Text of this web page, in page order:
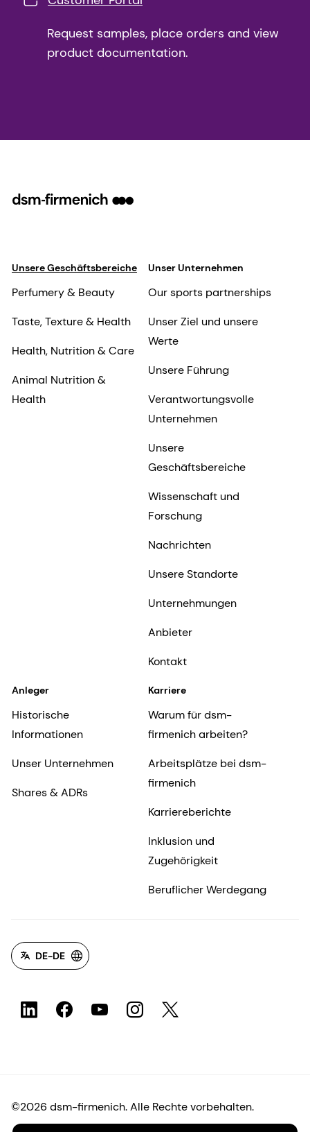
Request samples, place orders and view
product documentation.
Unsere Geschäftsbereiche
Perfumery & Beauty
Taste, Texture & Health
Health, Nutrition & Care
Animal Nutrition &
Health
Unser Unternehmen
Our sports partnerships
Unser Ziel und unsere
Werte
Unsere Führung
Verantwortungsvolle
Unternehmen
Unsere
Geschäftsbereiche
Wissenschaft und
Forschung
Nachrichten
Unsere Standorte
Unternehmungen
Anbieter
Kontakt
Anleger
Historische
Informationen
Unser Unternehmen
Shares & ADRs
Karriere
Warum für dsm-
firmenich arbeiten?
Arbeitsplätze bei dsm-
firmenich
Karriereberichte
Inklusion und
Zugehörigkeit
Beruflicher Werdegang
DE-DE
©2026 dsm-firmenich. Alle Rechte vorbehalten.